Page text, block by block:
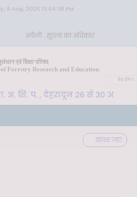
9 Aug, 2026 13:04:38 PM
अंग्रेज़ी सूचना का अधिकार
एवं शिक्षा परिषद
Forestry Research and Education
वेब ईमेल
अ. शि. प. , देहरादून 26 से 30
वापस जाएं